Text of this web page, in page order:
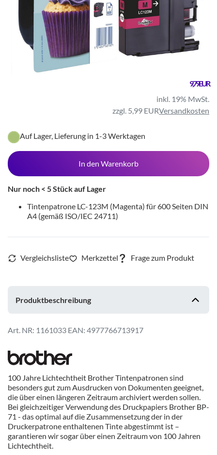
9,79 EUR
inkl. 19% MwSt.
zzgl. 5,99 EURVersandkosten
Auf Lager, Lieferung in 1-3 Werktagen
In den Warenkorb
Nur noch < 5 Stück auf Lager
Tintenpatrone LC-123M (Magenta) für 600 Seiten DIN
A4 (gemäß ISO/IEC 24711)
Produktbeschreibung
1161033 EAN: 4977766713917
100 Jahre Lichtechtheit Brother Tintenpatronen sind
besonders gut zum Ausdrucken von Dokumenten geeignet,
die über einen längeren Zeitraum archiviert werden sollen.
Bei gleichzeitiger Verwendung des Druckpapiers Brother BP-
71 - das optimal auf die Zusammensetzung der in der
Druckerpatrone enthaltenen Tinte abgestimmt ist –
garantieren wir sogar über einen Zeitraum von 100 Jahren
Lichtechtheit.